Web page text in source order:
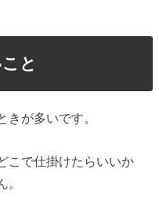
と
きが多いです。
こで仕掛けたらいいか
。